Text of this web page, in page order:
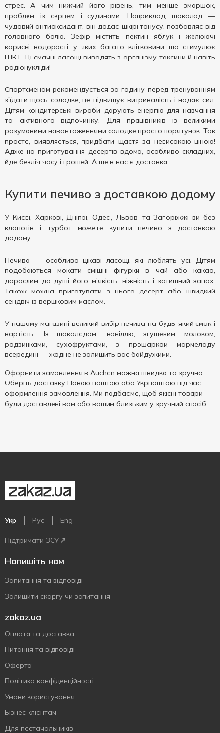
стрес. А чим нижчий його рівень, тим менше зморшок,
проблем із серцем і судинами. Наприклад, шоколад —
чудовий антиоксидант, він додає шкірі тонусу, позбавляє від
головного болю. Зефір містить пектин яблук і желюючі
корисні водорості, у яких багато клітковини, що стимулює
ШКТ. Ці смачні ласощі виводять з організму токсини й навіть
радіонукліди!
Спортсменам рекомендується за годину перед тренуванням
з’їдати щось солодке, це підвищує витривалість і надає сил.
Дітям кондитерські вироби дарують енергію для навчання
та активного відпочинку. Для працівників із великими
розумовими навантаженнями солодке просто порятунок. Так
просто, виявляється, придбати щастя за невисокою ціною!
Адже на приготування десертів вдома, особливо складних,
йде безліч часу і грошей. А ще в нас є доставка.
Купити печиво з доставкою додому
У Києві, Харкові, Дніпрі, Одесі, Львові та Запоріжжі ви без
клопотів і турбот можете купити печиво з доставкою
додому.
Печиво — особливо цікаві ласощі, які люблять усі. Дітям
подобаються мокати смішні фігурки в чай ​​або какао,
дорослим до душі його м’якість, ніжність і затишний запах.
Також можна приготувати з нього десерт або швидкий
сендвіч із вершковим маслом.
У нашому магазині великий вибір печива на будь-який смак і
вартість. Із шоколадом, ваніллю, згущеним молоком,
родзинками, сухофруктами, з прошарком мармеладу
всередині — жодне не залишить вас байдужими.
Оформити замовлення в Auchan можна швидко та зручно.
Оберіть доставку Новою поштою або Укрпоштою під час
оформлення замовлення. Ми подбаємо, щоб якісні товари
були доставлені вам або вашим близьким у зручний спосіб.
Укр Рус Eng
Підтримати ЗСУ
Напишіть нам
Запитання та відповіді
Залишити скаргу чи запитання
zakaz.ua
Оплата та доставка
Питання та відповіді
Оферта
Політика конфіденційності
Умови користування
Бізнес клієнтам
Для постачальників